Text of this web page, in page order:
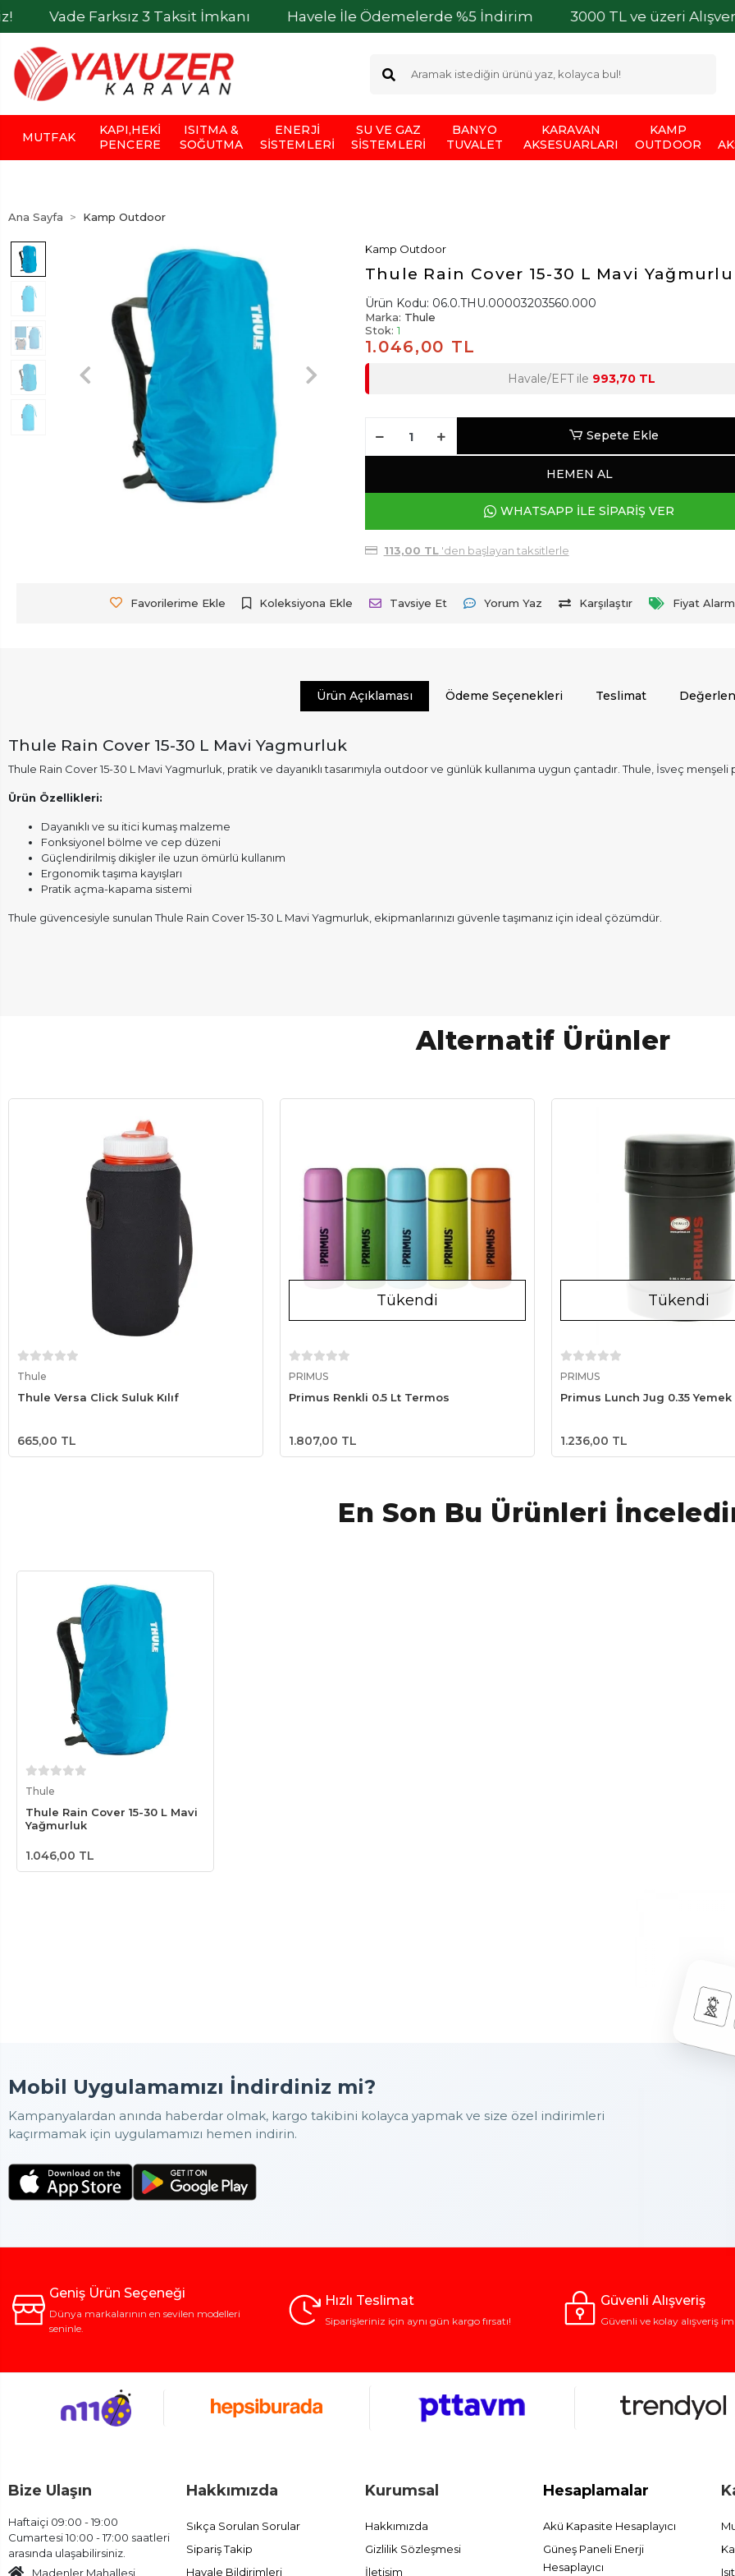
Farksız 3 Taksit İmkanı Havele İle Ödemelerde %5 İndirim 3000 TL ve üzeri
MUTFAK
KAPI,HEKI
PENCERE
ISITMA &
SOĞUTMA
ENERJI
SISTEMLERI
SU VE GAZ
SISTEMLERI
BANYO
TUVALET
KARAVAN
AKSESUARLARI
KAMP
OUTDOOR
Ana Sayfa Kamp Outdoor
Kamp Outdoor
Thule Rain Cover 15-30 L Mavi
Ürün Kodu: 06.0.THU.00003203560.000
Marka: Thule
Stok: 1
1.046,00 TL
Havale/EFT ile 993,70 TL
Sepete Ekle
HEMEN AL
WHATSAPP İLE SİPARİŞ VER
113,00 TL'den başlayan taksitlerle
Favorilerime Ekle Koleksiyona Ekle Tavsiye Et Yorum Yaz Karşılaştır Fiyat
Ürün Açıklaması Ödeme Seçenekleri Teslimat
Thule Rain Cover 15-30 L Mavi Yagmurluk
Thule Rain Cover 15-30 L Mavi Yagmurluk, pratik ve dayanıklı tasarımıyla outdoor ve günlük kullanıma uygun çantadır. Thule, İsveç
Ürün Özellikleri:
Dayanıklı ve su itici kumaş malzeme
Fonksiyonel bölme ve cep düzeni
Güçlendirilmiş dikişler ile uzun ömürlü kullanım
Ergonomik taşıma kayışları
Pratik açma-kapama sistemi
Thule güvencesiyle sunulan Thule Rain Cover 15-30 L Mavi Yagmurluk, ekipmanlarınızı güvenle taşımanız için ideal çözümdür.
Alternatif Ürünler
Thule
Thule Versa Click Suluk Kılıf
665,00 TL
Tükendi
PRIMUS
Primus Renkli 0.5 Lt Termos
1.807,00 TL
Tükendi
PRIMUS
Primus Lunch Jug 0.35
1.236,00 TL
En Son Bu Ürünleri
Thule
Thule Rain Cover 15-30 L Mavi
Yağmurluk
1.046,00 TL
Mobil Uygulamamızı İndirdiniz mi?
Kampanyalardan anında haberdar olmak, kargo takibini kolayca yapmak ve size özel indirimleri
kaçırmamak için uygulamamızı hemen indirin.
Geniş Ürün Seçeneği
Dünya markalarının en sevilen modelleri
seninle.
Hızlı Teslimat
Siparişleriniz için aynı gün kargo fırsatı!
Güvenli Alışveriş
Güvenli ve kolay alışveriş
Bize Ulaşın
Haftaiçi 09:00 - 19:00
Cumartesi 10:00 - 17:00 saatleri
arasında ulaşabilirsiniz.
Madenler Mahallesi
Hakkımızda
Sıkça Sorulan Sorular
Sipariş Takip
Havale Bildirimleri
Kurumsal
Hakkımızda
Gizlilik Sözleşmesi
İletişim
Hesaplamalar
Akü Kapasite Hesaplayıcı
Güneş Paneli Enerji
Hesaplayıcı